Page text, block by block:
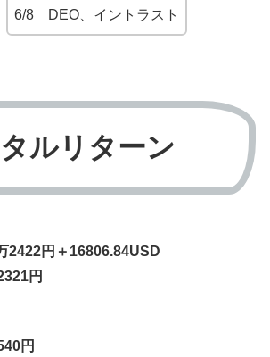
6/8 DEO、イントラスト
ルリターン
2422円＋16806.84USD
円
円